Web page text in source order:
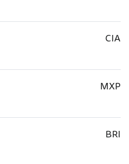
CIA
MXP
BRI